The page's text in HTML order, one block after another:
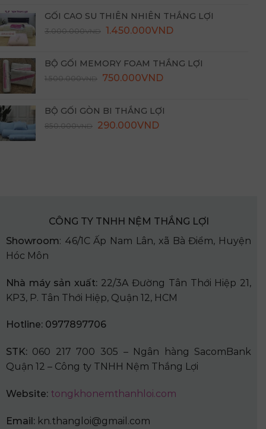
GỐI CAO SU THIÊN NHIÊN THẮNG LỢI
3.000.000VND Giá
3.000.000VND.
1.450.000VNDGiá
là:
BỘ GỐI MEMORY FOAM THẮNG LỢI
1.500.000VND Giá
1.500.000VND.
750.000VNDGiá
là:
BỘ GỐI GÒN BI THẮNG LỢI
850.000VND Giá
290.000VNDGiá
CÔNG TY TNHH NỆM THẮNG LỢI
Showroom: 46/1C Ấp Nam Lân, xã Bà Điểm, Huyện
Hóc Môn
Nhà máy sản xuất: 22/3A Đường Tân Thới Hiệp 21,
KP3, P. Tân Thới Hiệp, Quận 12, HCM
Hotline: 0977897706
STK:060 217 700 305 – Ngân hàng SacomBank
Quận 12 – Công ty TNHH Nệm Thắng Lợi
Website: tongkhonemthanhloi.com
Email:kn.thangloi@gmail.com